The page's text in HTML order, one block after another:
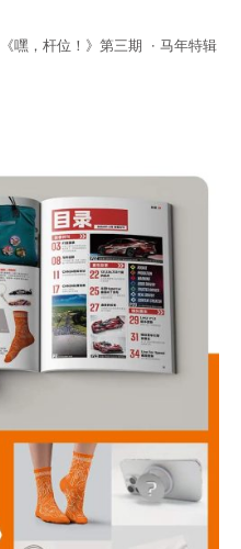
《嘿，杆位！》第三期 · 马年特辑